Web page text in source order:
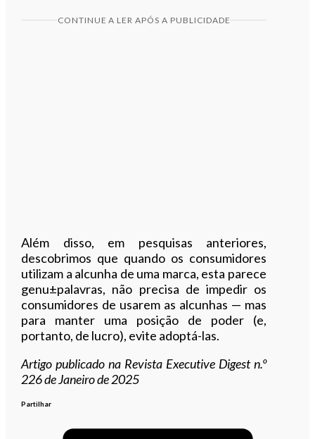
CONTINUE A LER APÓS A PUBLICIDADE
Além disso, em pesquisas anteriores,
descobrimos que quando os consumidores
utilizam a alcunha de uma marca, esta parece
genu±palavras, não precisa de impedir os
consumidores de usarem as alcunhas — mas
para manter uma posição de poder (e,
portanto, de lucro), evite adoptá-las.
Artigo publicado na Revista Executive Digest n.º
226 de Janeiro de 2025
Partilhar